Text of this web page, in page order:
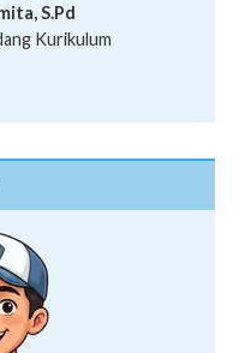
S.Pd.
S.Pd
Kurikulum
S.Pd., M.Sn
S.Pd.